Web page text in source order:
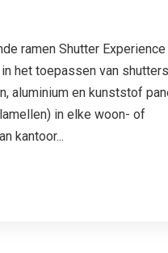
ramen Shutter
het toepassen van shutters
aluminium en kunststof
in elke woon- of
kantoor...